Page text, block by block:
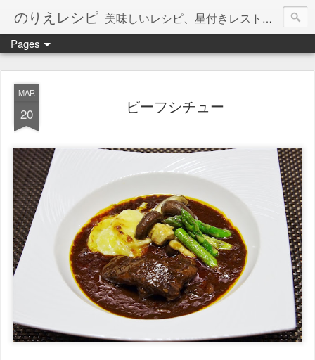
のりえレシピ 美味しいレシピ、星付きレストラン、絶品お取り寄せを紹介しています。
Pages
MAR
20 ビーフシチュー